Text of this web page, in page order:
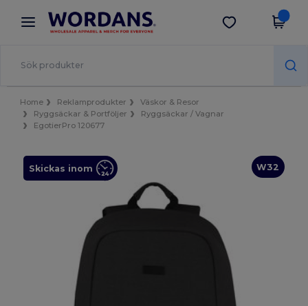
× Wordans-app
Bättre priser i appen!
Hämta app
Home Reklamprodukter
Väskor & Resor
Ryggsäckar & Portföljer
Ryggsäckar / Vagnar
EgotierPro 120677
W32
Skickas inom